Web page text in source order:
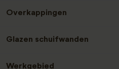
Hout-beton schutting Nobifix
Hout-beton schutting Grenen
Hout-beton schutting Redwood
Overkappingen
Glazen schuifwanden
Werkgebied